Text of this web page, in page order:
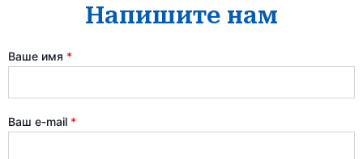
Напишите нам
Ваше имя *
Ваш e-mail *